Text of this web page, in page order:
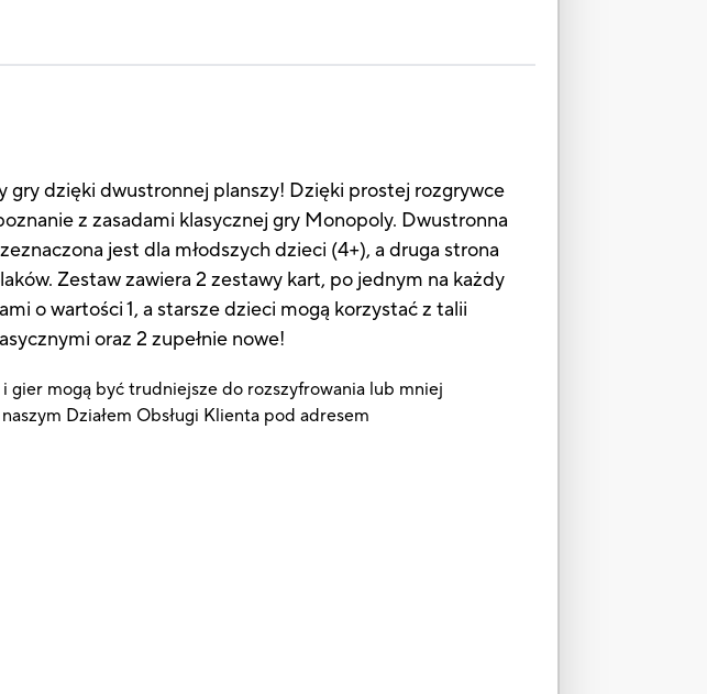
dzięki dwustronnej planszy! Dzięki prostej rozgrywce
z zasadami klasycznej gry Monopoly. Dwustronna
jest dla młodszych dzieci (4+), a druga strona
Zestaw zawiera 2 zestawy kart, po jednym na każdy
o wartości 1, a starsze dzieci mogą korzystać z talii
oraz 2 zupełnie nowe!
gier mogą być trudniejsze do rozszyfrowania lub mniej
Działem Obsługi Klienta pod adresem